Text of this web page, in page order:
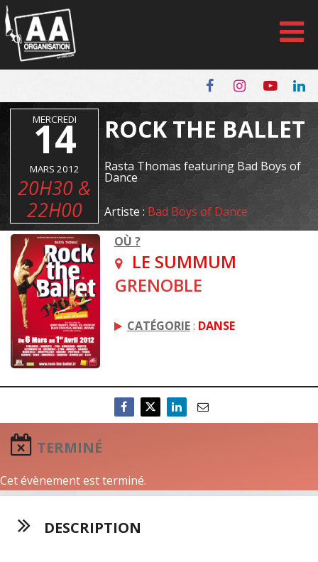
Panneau de gestion des cookies
MERCREDI
14
MARS 2012
20H30 &
22H00
ROCK THE BALLET
Rasta Thomas featuring Bad Boys of
Dance
Artiste : Bad Boys of Dance
OÙ ?
LE SUMMUM
GRENOBLE
CATÉGORIE: DANSE
TERMINÉ
Cet évènement est terminé.
DESCRIPTION